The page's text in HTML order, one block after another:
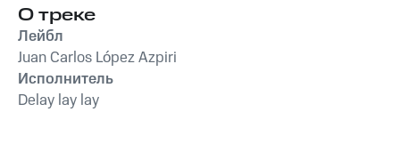
О треке
Лейбл
Juan Carlos López Azpiri
Исполнитель
Delay lay lay